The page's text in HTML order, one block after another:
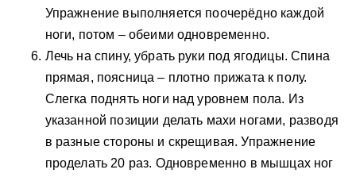
Упражнение выполняется поочерёдно каждой
ноги, потом – обеими одновременно.
Лечь на спину, убрать руки под ягодицы. Спина
прямая, поясница – плотно прижата к полу.
Слегка поднять ноги над уровнем пола. Из
указанной позиции делать махи ногами, разводя
в разные стороны и скрещивая. Упражнение
проделать 20 раз. Одновременно в мышцах ног